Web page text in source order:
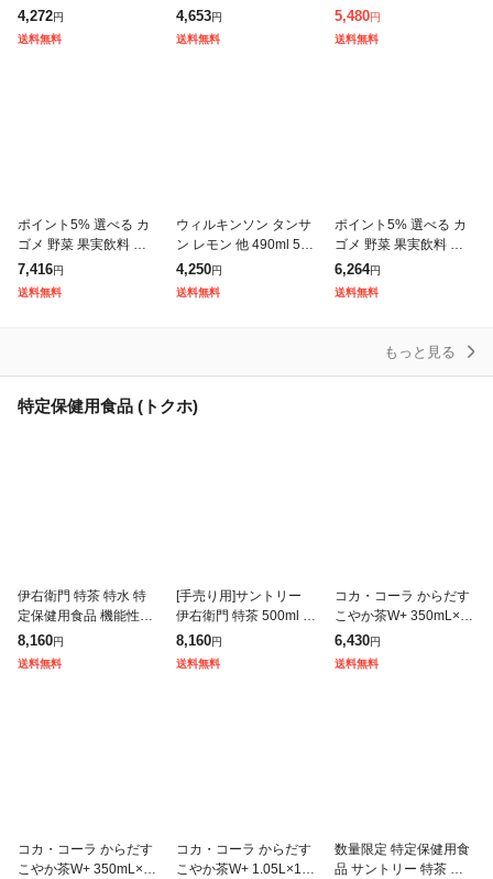
選べる 24本 (12本×2 ま
とめ買い) 季節限定 よ
4,272円
送料無料
ス 綾鷹 いろはす 他 50
0ml ペットボトル 選べ
4,653円
送料無料
綾鷹 爽健美茶 やかんの
麦茶 アクエリアス 紅茶
5,480円
送料無料
ポイント5% 選べる カ
ゴメ 野菜 果実飲料 よ
りどりMIX 195〜200ml
紙パック 72本 (24本×3
7,416円
送料無料
ウィルキンソン タンサ
ン レモン 他 490ml 500
ml ペットボトル 選べる
48本 (24本×2 まとめ買
4,250円
送料無料
ポイント5% 選べる カ
ゴメ 野菜 果実飲料 よ
りどりMIX 330ml LLプ
リズマ容器 紙パック 36
6,264円
送料無料
もっと見る
特定保健用食品 (トクホ)
伊右衛門 特茶 特水 特
定保健用食品 機能性表
示食品 500ml 600ml ペ
ットボトル 選べる 48本
8,160円
送料無料
[手売り用]サントリー
伊右衛門 特茶 500ml 2
4本入り 2ケース(48本
SUNTORY いえもん 特
8,160円
送料無料
コカ・コーラ からだす
こやか茶W+ 350mL×48
本(24本×2ケース)PET
ラベルレス 特定保健用
6,430円
送料無料
コカ・コーラ からだす
こやか茶W+ 350mL×48
コカ・コーラ からだす
こやか茶W+ 1.05L×12
数量限定 特定保健用食
品 サントリー 特茶 カ